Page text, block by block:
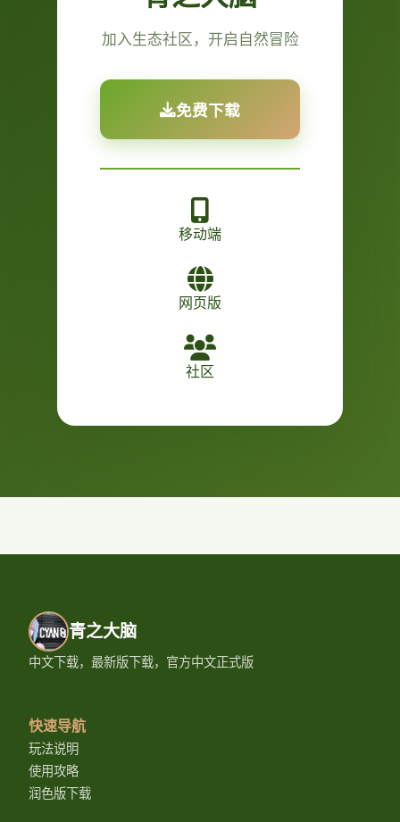
加入生态社区，开启自然冒险
免费下载
移动端
网页版
社区
青之大脑
中文下载，最新版下载，官方中文正式版
快速导航
玩法说明
使用攻略
润色版下载